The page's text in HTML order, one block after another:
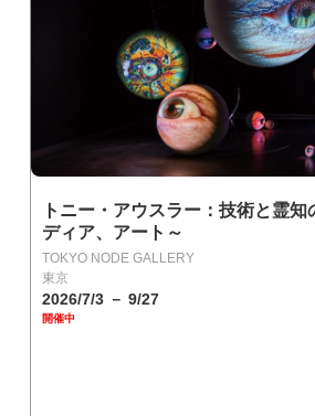
トニー・アウスラー：技術と霊
ディア、アート～
TOKYO NODE GALLERY
東京
2026/7/3 － 9/27
開催中